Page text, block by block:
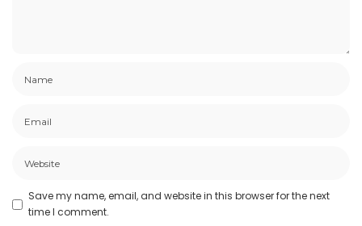
Save my name, email, and website in this browser for the next
time I comment.